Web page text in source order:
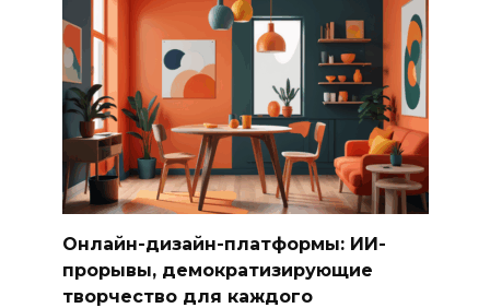
Онлайн-дизайн-платформы: ИИ-
прорывы, демократизирующие
творчество для каждого